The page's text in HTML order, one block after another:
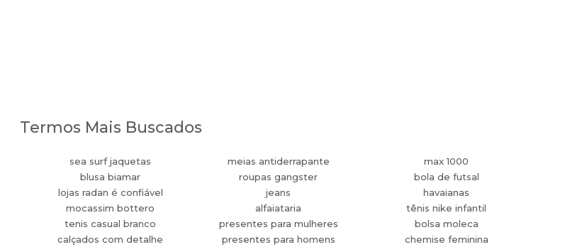
Termos Mais Buscados
sea surf jaquetas
blusa biamar
lojas radan é confiável
mocassim bottero
tenis casual branco
calçados com detalhe
meias antiderrapante
roupas gangster
jeans
alfaiataria
presentes para mulheres
presentes para homens
max 1000
bola de futsal
havaianas
tênis nike infantil
bolsa moleca
chemise feminina